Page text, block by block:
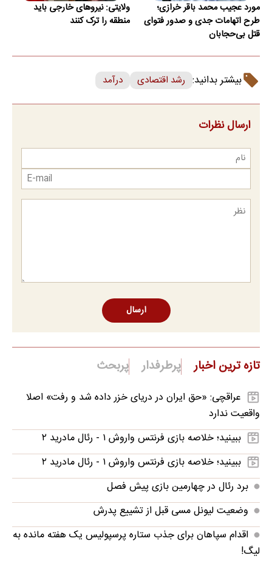
مورد عجیب محمد باقر خرازی؛
طرح اتهامات جدی و صدور فتوای
قتل بی‌حجابان
ولایتی: نیروهای خارجی باید
منطقه را ترک کنند
بیشتر بدانید: رشد اقتصادی درآمد
ارسال نظرات
ارسال
تازه ترین اخبار پرطرفدار پربحث
عراقچی: «حق ایران در دریای خزر داده شد و رفت» اصلا
واقعیت ندارد
ببینید؛ خلاصه بازی فرنتس واروش ۱ - رئال مادرید ۲
ببینید؛ خلاصه بازی فرنتس واروش ۱ - رئال مادرید ۲
برد رئال در چهارمین بازی پیش فصل
وضعیت لیونل مسی قبل از تشییع پدرش
اقدام سپاهان برای جذب ستاره پرسپولیس یک هفته مانده به
لیگ!